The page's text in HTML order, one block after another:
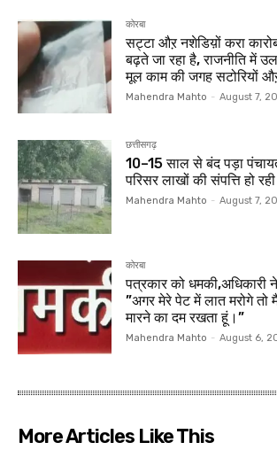
कोरबा
सट्टा औऱ नशेडिय़ों करा
बढ़ते जा रहा है, राजनीति में
मूल काम की जगह सटोरियों
Mahendra Mahto - August 7,
छत्तीसगढ़
10–15 साल से बंद पड़ा
परिसर लाखों की संपत्ति हो
Mahendra Mahto - August 7,
कोरबा
पत्रकार को धमकी,अधिकारी
”अगर मेरे पेट में लात मरोगे तो
मारने का दम रखता हूं।”
Mahendra Mahto - August 6,
More Articles Like This